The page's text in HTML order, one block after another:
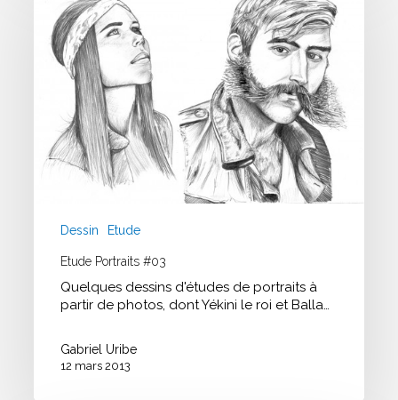
Dessin Etude
Etude Portraits #03
Quelques dessins d'études de portraits à
partir de photos, dont Yékini le roi et Balla…
Gabriel Uribe
12 mars 2013